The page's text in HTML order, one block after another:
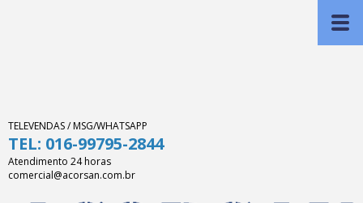
TELEVENDAS / MSG/WHATSAPP
TEL: 016-99795-2844
Atendimento 24 horas
comercial@acorsan.com.br